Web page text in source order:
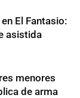
El Fantasio:
asistida
menores
de arma